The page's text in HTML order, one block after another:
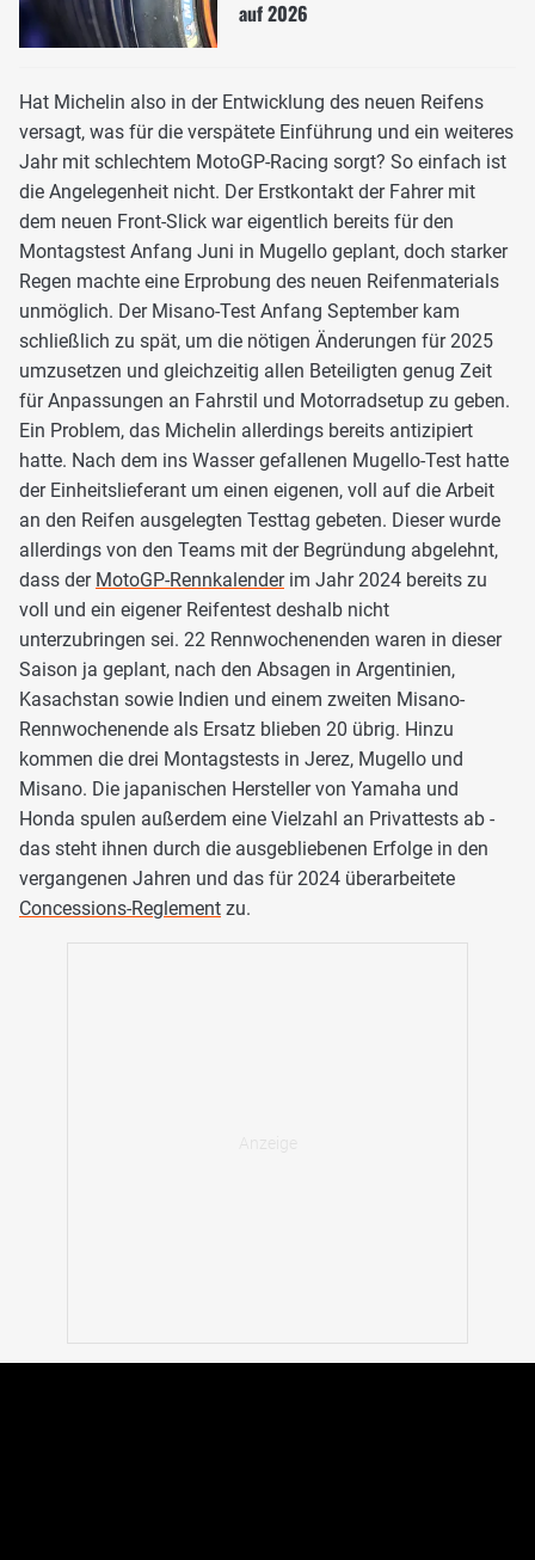
auf 2026
Hat Michelin also in der Entwicklung des neuen Reifens
versagt, was für die verspätete Einführung und ein weiteres
Jahr mit schlechtem MotoGP-Racing sorgt? So einfach ist
die Angelegenheit nicht. Der Erstkontakt der Fahrer mit
dem neuen Front-Slick war eigentlich bereits für den
Montagstest Anfang Juni in Mugello geplant, doch starker
Regen machte eine Erprobung des neuen Reifenmaterials
unmöglich. Der Misano-Test Anfang September kam
schließlich zu spät, um die nötigen Änderungen für 2025
umzusetzen und gleichzeitig allen Beteiligten genug Zeit
für Anpassungen an Fahrstil und Motorradsetup zu geben.
Ein Problem, das Michelin allerdings bereits antizipiert
hatte. Nach dem ins Wasser gefallenen Mugello-Test hatte
der Einheitslieferant um einen eigenen, voll auf die Arbeit
an den Reifen ausgelegten Testtag gebeten. Dieser wurde
allerdings von den Teams mit der Begründung abgelehnt,
dass der MotoGP-Rennkalenderim Jahr 2024 bereits zu
voll und ein eigener Reifentest deshalb nicht
unterzubringen sei. 22 Rennwochenenden waren in dieser
Saison ja geplant, nach den Absagen in Argentinien,
Kasachstan sowie Indien und einem zweiten Misano-
Rennwochenende als Ersatz blieben 20 übrig. Hinzu
kommen die drei Montagstests in Jerez, Mugello und
Misano. Die japanischen Hersteller von Yamaha und
Honda spulen außerdem eine Vielzahl an Privattests ab -
das steht ihnen durch die ausgebliebenen Erfolge in den
vergangenen Jahren und das für 2024 überarbeitete
Concessions-Reglement zu.